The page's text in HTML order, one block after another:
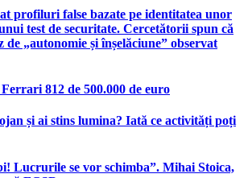
profiluri false bazate pe identitatea unor
test de securitate. Cercetătorii spun că
de „autonomie și înșelăciune” observat
812 de 500.000 de euro
și ai stins lumina? Iată ce activități poți
Lucrurile se vor schimba”. Mihai Stoica,